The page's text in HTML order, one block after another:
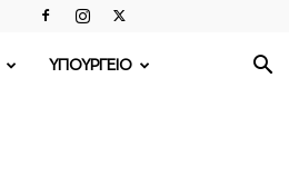
ΥΠΟΥΡΓΕΙΟ